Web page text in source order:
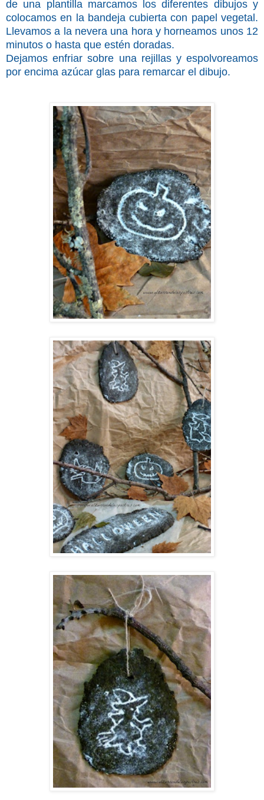
de una plantilla marcamos los diferentes dibujos y
colocamos en la bandeja cubierta con papel vegetal.
Llevamos a la nevera una hora y horneamos unos 12
minutos o hasta que estén doradas.
Dejamos enfriar sobre una rejillas y espolvoreamos
por encima azúcar glas para remarcar el dibujo.